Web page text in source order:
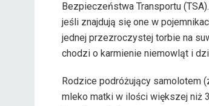
Bezpieczeństwa Transportu
jeśli znajdują się one w
jednej przezroczystej torbie na
chodzi o karmienie niemowląt i
Rodzice podróżujący samolotem
mleko matki w ilości większej niż